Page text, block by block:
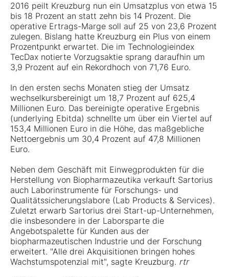
2016 peilt Kreuzburg nun ein Umsatzplus von etwa 15
bis 18 Prozent an statt zehn bis 14 Prozent. Die
operative Ertrags-Marge soll auf 25 von 23,6 Prozent
zulegen. Bislang hatte Kreuzburg ein Plus von einem
Prozentpunkt erwartet. Die im Technologieindex
TecDax notierte Vorzugsaktie sprang daraufhin um
3,9 Prozent auf ein Rekordhoch von 71,76 Euro.
In den ersten sechs Monaten stieg der Umsatz
wechselkursbereinigt um 18,7 Prozent auf 625,4
Millionen Euro. Das bereinigte operative Ergebnis
(underlying Ebitda) schnellte um über ein Viertel auf
153,4 Millionen Euro in die Höhe, das maßgebliche
Nettoergebnis um 30,4 Prozent auf 47,8 Millionen
Euro.
Neben dem Geschäft mit Einwegprodukten für die
Herstellung von Biopharmazeutika verkauft Sartorius
auch Laborinstrumente für Forschungs- und
Qualitätssicherungslabore (Lab Products & Services).
Zuletzt erwarb Sartorius drei Start-up-Unternehmen,
die insbesondere in der Laborsparte die
Angebotspalette für Kunden aus der
biopharmazeutischen Industrie und der Forschung
erweitert. "Alle drei Akquisitionen bringen hohes
Wachstumspotenzial mit", sagte Kreuzburg. rtr